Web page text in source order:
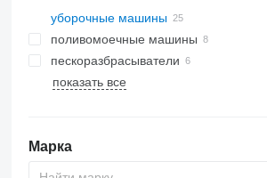
уборочные машины
поливомоечные машины
пескоразбрасыватели
показать все
Марка